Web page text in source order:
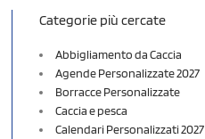
Categorie più cercate
Abbigliamento da Caccia
Agende Personalizzate 2027
Borracce Personalizzate
Caccia e pesca
Calendari Personalizzati 2027